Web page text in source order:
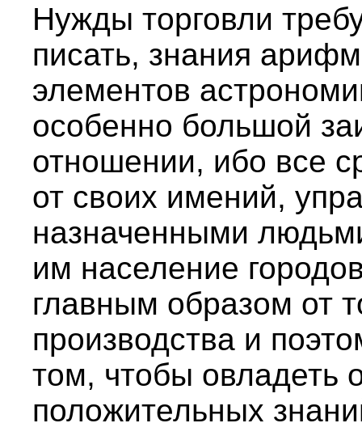
Нужды торговли
писать, знания
элементов
особенно большой
отношении, ибо все
от своих имений,
назначенными
им население
главным образом от
производства и
том, чтобы
положительных